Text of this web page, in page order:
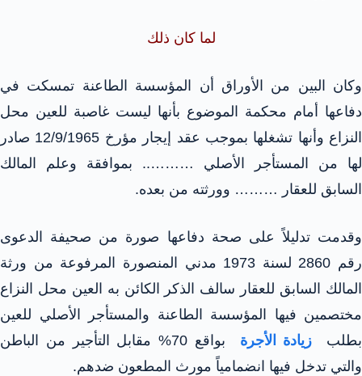
لما كان ذلك
وكان البين من الأوراق أن المؤسسة الطاعنة تمسكت في
دفاعها أمام محكمة الموضوع بأنها ليست غاصبة للعين محل
النزاع وأنها تشغلها بموجب عقد إيجار مؤرخ 12/9/1965 صادر
لها من المستأجر الأصلي ……….. بموافقة وعلم المالك
السابق للعقار ……… وورثته من بعده.
وقدمت تدليلاً على صحة دفاعها صورة من صحيفة الدعوى
رقم 2860 لسنة 1973 مدني المنصورة المرفوعة من ورثة
المالك السابق للعقار سالف الذكر الكائن به العين محل النزاع
مختصمين فيها المؤسسة الطاعنة والمستأجر الأصلي للعين
بطلب زيادة الأجرة
بواقع 70% مقابل التأجير من الباطن
والتي تدخل فيها انضمامياً مورث المطعون ضدهم.